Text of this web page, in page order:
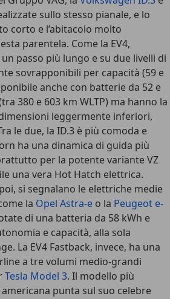
sullo stesso pianale, e lo
corto e l’abitacolo molto
parentela. Come la EV4,
passo più lungo e su due livelli di
sovrapponibili per capacità (59 e
anche con batterie da 52 e
380 e 603 km WLTP) ma hanno la
leggermente inferiori,
le due, la ID.3 è più comoda e
ha una dinamica di guida più
per la potente variante VZ
una vera Hot Hatch elettrica.
si segnalano le elettriche medie
la Opel Astra-e o la Peugeot e-
di una batteria da 58 kWh e
e capacità, alla sola
La EV4 Fastback, invece, ha una
a tre volumi medio-grandi
Tesla Model 3. Il modello più
punta sul suo celebre